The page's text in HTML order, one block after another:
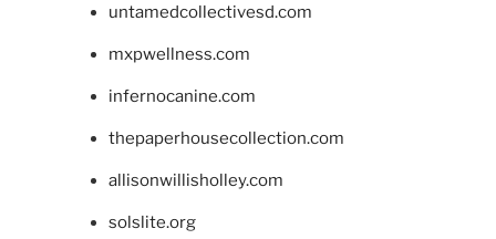
untamedcollectivesd.com
mxpwellness.com
infernocanine.com
thepaperhousecollection.com
allisonwillisholley.com
solslite.org